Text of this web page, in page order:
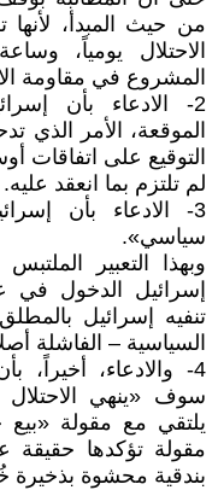
من حيث المبدأ، لأنها
الاحتلال يومياً،
المشروع في مقاومة
2- الادعاء بأن
الموقعة، الأمر الذي
لم تلتزم بما انعقد عليه.
3- الادعاء بأن
سياسي».
وبهذا التعبير
إسرائيل الدخول في
تنفيه إسرائيل
السياسية – الفاشلة أصلاً
4- والادعاء،
سوف «ينهي الاحتلال
يلتقي مع مقولة
مقولة تؤكدها
بندقية محشوة بذخيرة